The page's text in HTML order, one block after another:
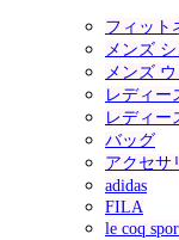
フィット
メンズ
メンズ
レディー
レディー
バッグ
アクセサ
adidas
FILA
le coq